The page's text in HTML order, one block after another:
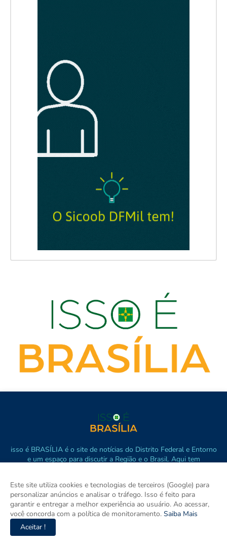
isso é BRASÍLIA é o site de notícias do Distrito Federal e Entorno
e um espaço para discutir a Região e o Brasil. Aqui tem
Este site utiliza cookies e tecnologias de terceiros (Google) para
personalizar anúncios e analisar o tráfego. Isso é feito para
garantir e entregar a melhor experiência ao usuário. Ao acessar,
você concorda com a política de monitoramento. Saiba Mais
Aceitar !